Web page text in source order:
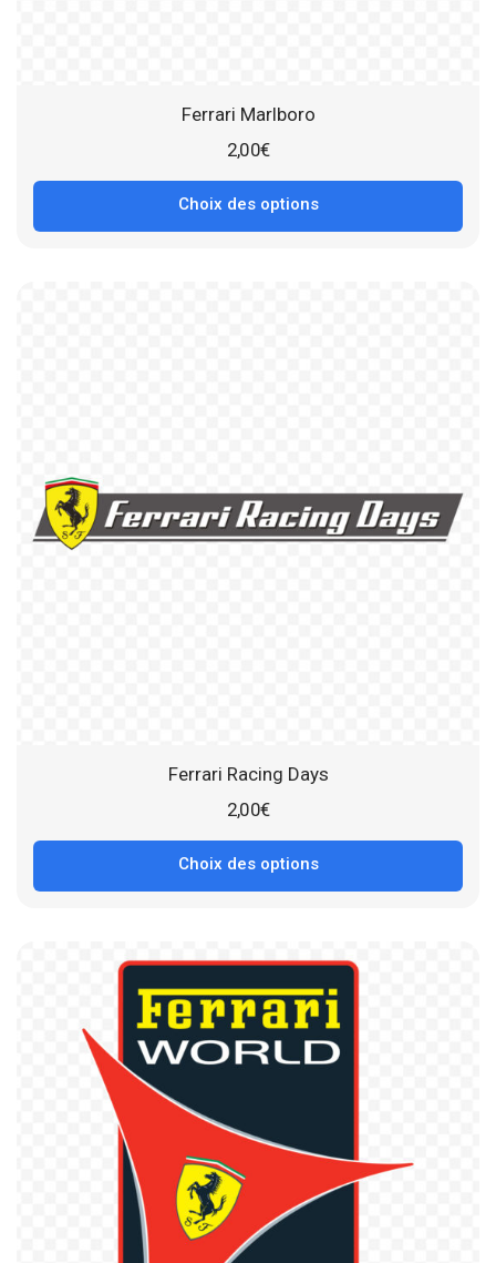
Ferrari Marlboro
2,00€
Choix des options
Ferrari Racing Days
2,00€
Choix des options